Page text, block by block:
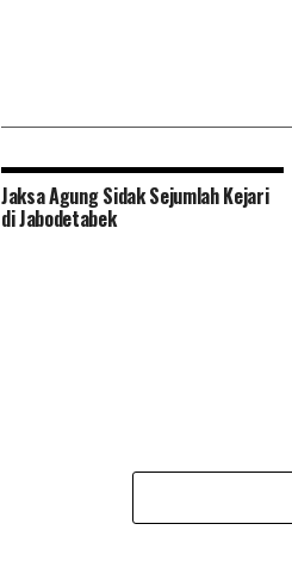
Jaksa Agung Sidak Sejumlah Kejari
di Jabodetabek